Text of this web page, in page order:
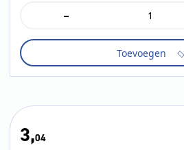
-
Joppiesaus
pittig
850
ml
Toevoegen
3,04